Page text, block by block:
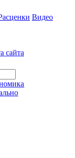
Видео
сайта